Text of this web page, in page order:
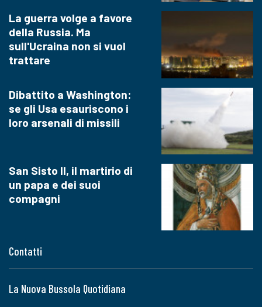
Contatti
La Nuova Bussola Quotidiana
La guerra volge a favore
della Russia. Ma
sull'Ucraina non si vuol
trattare
Dibattito a Washington:
se gli Usa esauriscono i
loro arsenali di missili
San Sisto II, il martirio di
un papa e dei suoi
compagni